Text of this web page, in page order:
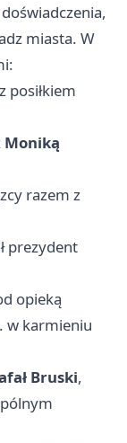
miasta. W
posiłkiem
Moniką
razem z
prezydent
opieką
w karmieniu
Bruski,